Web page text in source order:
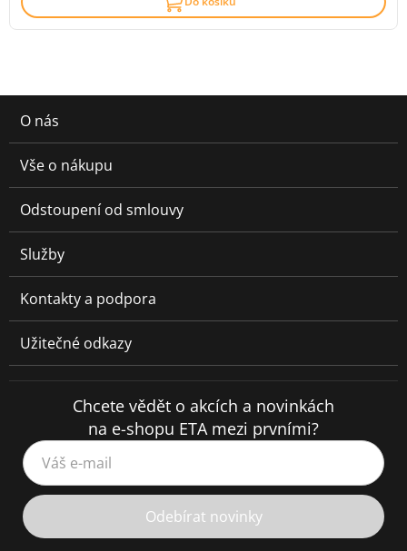
O nás
Vše o nákupu
Odstoupení od smlouvy
Služby
Kontakty a podpora
Užitečné odkazy
Chcete vědět o akcích a novinkách
na e-shopu ETA mezi prvními?
Váš e-mail
Odebírat novinky